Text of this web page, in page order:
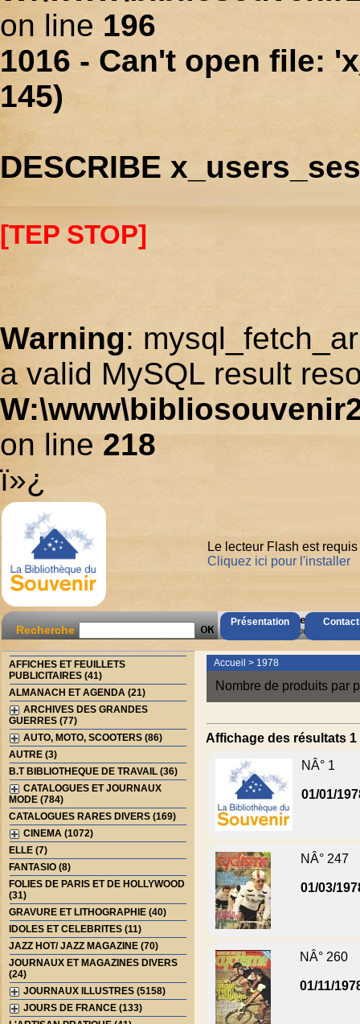
on line 196
1016 - Can't open file:
145)
DESCRIBE
[TEP STOP]
Warning:
a valid MySQL result
on line 218
ï»¿
Présentation
Le lecteur Flash est
Cliquez ici pour l'installer
Recherche
AccÃ¨s Client
Mot de passe oubliÃ© ?
AFFICHES ET FEUILLETS
PUBLICITAIRES (41)
ALMANACH ET AGENDA (21)
ARCHIVES DES GRANDES
GUERRES (77)
AUTO, MOTO, SCOOTERS (86)
AUTRE (3)
B.T BIBLIOTHEQUE DE TRAVAIL (36)
CATALOGUES ET JOURNAUX
MODE (784)
CATALOGUES RARES DIVERS (169)
CINEMA (1072)
ELLE (7)
FANTASIO (8)
FOLIES DE PARIS ET DE HOLLYWOOD
(31)
GRAVURE ET LITHOGRAPHIE (40)
IDOLES ET CELEBRITES (11)
JAZZ HOT/ JAZZ MAGAZINE (70)
JOURNAUX ET MAGAZINES DIVERS
(24)
JOURNAUX ILLUSTRES (5158)
JOURS DE FRANCE (133)
Accueil > 1978
Nombre de produits par
Affichage des résultats
NÂ° 1
01/01/
NÂ° 247
01/03/
NÂ° 260
01/11/